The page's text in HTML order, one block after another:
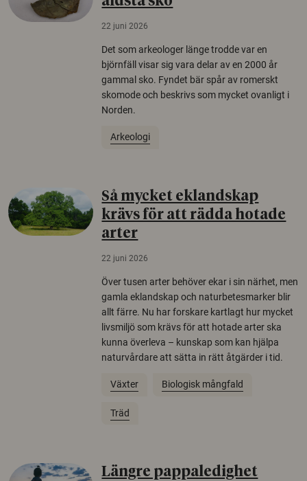
22 juni 2026
Det som arkeologer länge trodde var en
björnfäll visar sig vara delar av en 2000 år
gammal sko. Fyndet bär spår av romerskt
skomode och beskrivs som mycket ovanligt i
Norden.
Arkeologi
Så mycket eklandskap
krävs för att rädda hotade
arter
22 juni 2026
Över tusen arter behöver ekar i sin närhet, men
gamla eklandskap och naturbetesmarker blir
allt färre. Nu har forskare kartlagt hur mycket
livsmiljö som krävs för att hotade arter ska
kunna överleva – kunskap som kan hjälpa
naturvårdare att sätta in rätt åtgärder i tid.
Växter Biologisk mångfald
Träd
Längre pappaledighet